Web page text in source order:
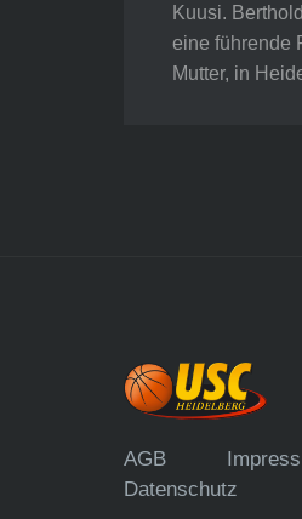
Kuusi.
eine führende
Mutter, in
AGB
Datenschutz